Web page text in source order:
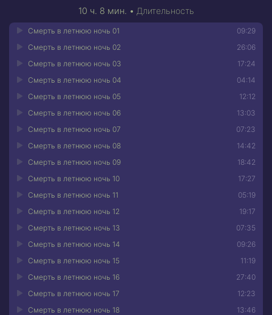
10 ч. 8 мин. • Длительность
09:29
Смерть в летнюю ночь 01
26:06
Смерть в летнюю ночь 02
17:24
Смерть в летнюю ночь 03
04:14
Смерть в летнюю ночь 04
12:12
Смерть в летнюю ночь 05
13:03
Смерть в летнюю ночь 06
07:23
Смерть в летнюю ночь 07
14:42
Смерть в летнюю ночь 08
18:42
Смерть в летнюю ночь 09
17:27
Смерть в летнюю ночь 10
05:19
Смерть в летнюю ночь 11
19:17
Смерть в летнюю ночь 12
07:35
Смерть в летнюю ночь 13
09:26
Смерть в летнюю ночь 14
11:19
Смерть в летнюю ночь 15
27:40
Смерть в летнюю ночь 16
12:23
Смерть в летнюю ночь 17
13:46
Смерть в летнюю ночь 18